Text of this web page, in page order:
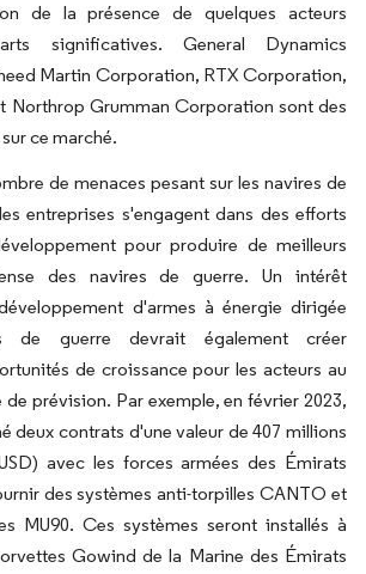
de la présence de quelques acteurs
significatives. General Dynamics
Martin Corporation, RTX Corporation,
Northrop Grumman Corporation sont des
ce marché.
de menaces pesant sur les navires de
entreprises s'engagent dans des efforts
pour produire de meilleurs
des navires de guerre. Un intérêt
d'armes à énergie dirigée
de guerre devrait également créer
de croissance pour les acteurs au
prévision. Par exemple, en février 2023,
deux contrats d'une valeur de 407 millions
avec les forces armées des Émirats
des systèmes anti-torpilles CANTO et
MU90. Ces systèmes seront installés à
Gowind de la Marine des Émirats